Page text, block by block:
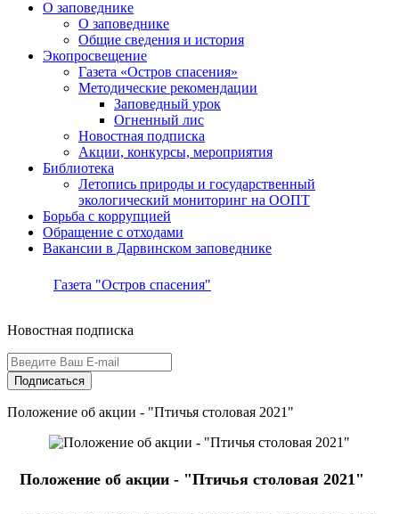
О заповеднике
О заповеднике
Общие сведения и история
Экопросвещение
Газета «Остров спасения»
Методические рекомендации
Заповедный урок
Огненный лис
Новостная подписка
Акции, конкурсы, мероприятия
Библиотека
Летопись природы и государственный
экологический мониторинг на ООПТ
Борьба с коррупцией
Обращение с отходами
Вакансии в Дарвинском заповеднике
Газета "Остров спасения"
Новостная подписка
Подписаться
Положение об акции - "Птичья столовая 2021"
Положение об акции - "Птичья столовая 2021"